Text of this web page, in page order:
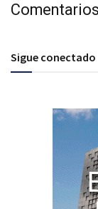
Comentarios
Sigue conectado